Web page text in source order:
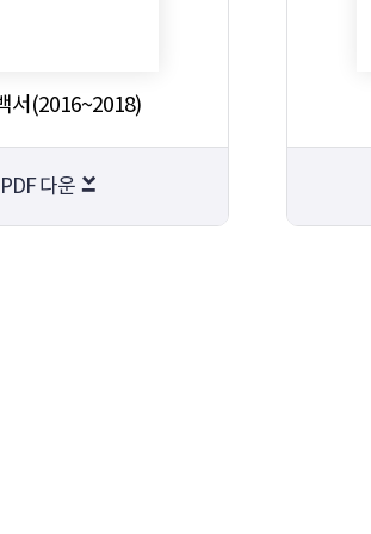
서(2016~2018)
PDF 다운